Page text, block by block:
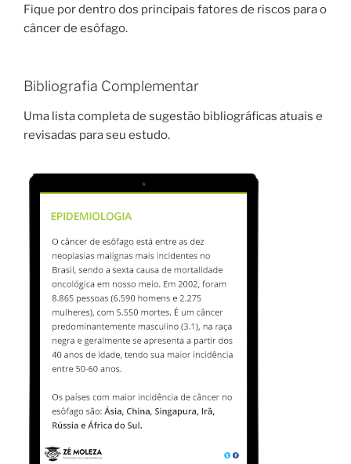
Fique por dentro dos principais fatores de riscos para o
câncer de esôfago.
Bibliografia Complementar
Uma lista completa de sugestão bibliográficas atuais e
revisadas para seu estudo.